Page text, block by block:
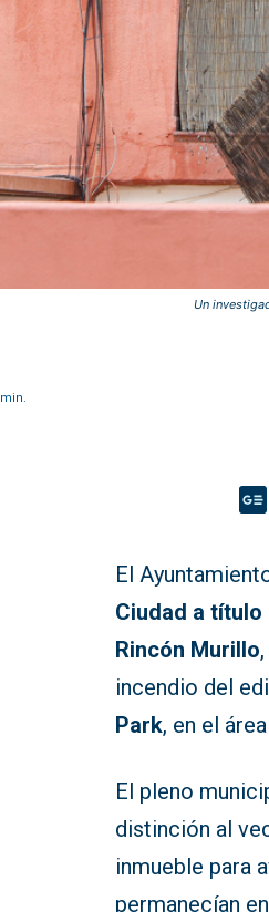
Un
min.
El
Ciudad a título
Rincón Murillo
incendio del
Park, en el
El pleno
distinción al
inmueble para
permanecían